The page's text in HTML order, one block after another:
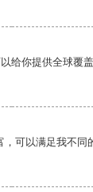
给你提供全球覆
可以满足我不同